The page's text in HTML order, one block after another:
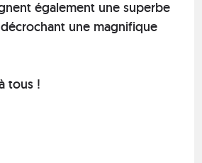
également une superbe
une magnifique
tous !